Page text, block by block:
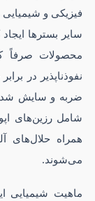
فیزیکی و
سایر بسترها
محصولات صرفاً
نفوذناپذیر در
ضربه و سایش
شامل رزین‌های
همراه حلال‌های
می‌شوند.
ماهیت شیمیایی